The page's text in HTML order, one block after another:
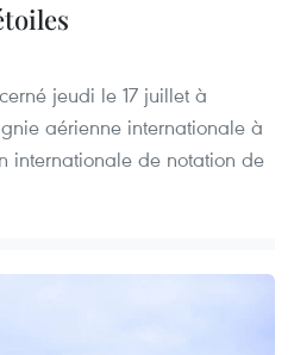
jeudi le 17 juillet à
aérienne internationale à
internationale de notation de